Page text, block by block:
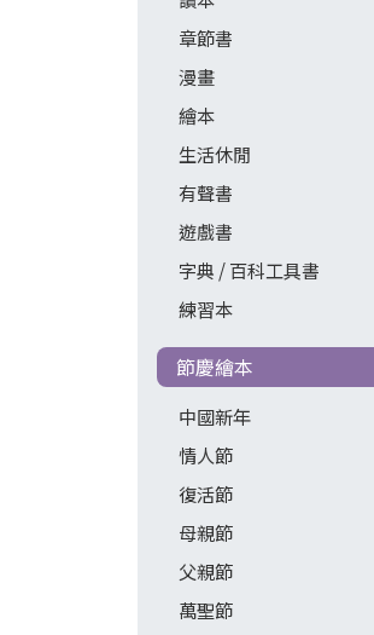
章節書
漫畫
繪本
生活休閒
有聲書
遊戲書
字典 / 百科工具書
練習本
節慶繪本
中國新年
情人節
復活節
母親節
父親節
萬聖節